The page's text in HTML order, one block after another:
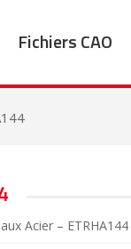
Fichiers CAO
Acier – ETRHA144